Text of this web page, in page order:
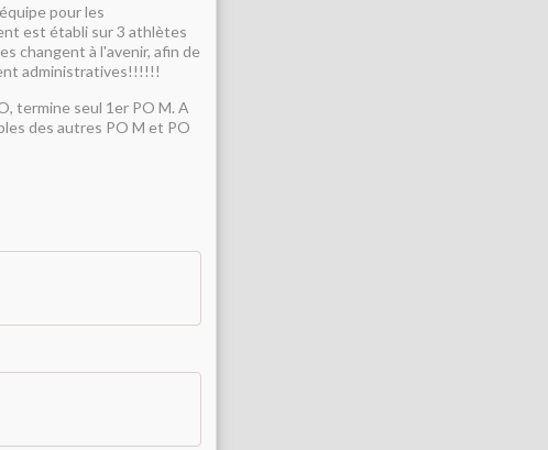
pour les
est établi sur 3 athlètes
changent à l'avenir, afin de
administratives!!!!!!
termine seul 1er PO M. A
des autres PO M et PO